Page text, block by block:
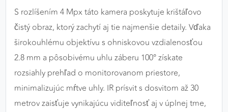
S rozlíšením 4 Mpx táto kamera poskytuje krištáľovo
čistý obraz, ktorý zachytí aj tie najmenšie detaily. Vďaka
širokouhlému objektívu s ohniskovou vzdialenosťou
2.8 mm a pôsobivému uhlu záberu 100° získate
rozsiahly prehľad o monitorovanom priestore,
minimalizujúc mŕtve uhly. IR prísvit s dosvitom až 30
metrov zaisťuje vynikajúcu viditeľnosť aj v úplnej tme,